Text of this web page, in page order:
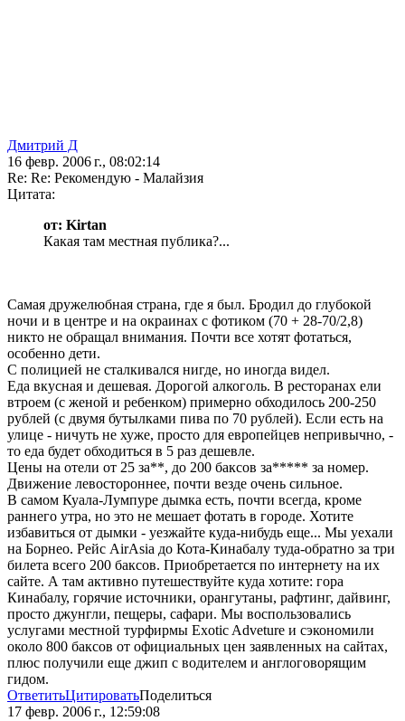
Дмитрий Д
16 февр. 2006 г., 08:02:14
Re: Re: Рекомендую - Малайзия
Цитата:
от: Kirtan
Какая там местная публика?...
Самая дружелюбная страна, где я был. Бродил до глубокой
ночи и в центре и на окраинах с фотиком (70 + 28-70/2,8)
никто не обращал внимания. Почти все хотят фотаться,
особенно дети.
С полицией не сталкивался нигде, но иногда видел.
Еда вкусная и дешевая. Дорогой алкоголь. В ресторанах ели
втроем (с женой и ребенком) примерно обходилось 200-250
рублей (с двумя бутылками пива по 70 рублей). Если есть на
улице - ничуть не хуже, просто для европейцев непривычно, -
то еда будет обходиться в 5 раз дешевле.
Цены на отели от 25 за**, до 200 баксов за***** за номер.
Движение левостороннее, почти везде очень сильное.
В самом Куала-Лумпуре дымка есть, почти всегда, кроме
раннего утра, но это не мешает фотать в городе. Хотите
избавиться от дымки - уезжайте куда-нибудь еще... Мы уехали
на Борнео. Рейс AirAsia до Кота-Кинабалу туда-обратно за три
билета всего 200 баксов. Приобретается по интернету на их
сайте. А там активно путешествуйте куда хотите: гора
Кинабалу, горячие источники, орангутаны, рафтинг, дайвинг,
просто джунгли, пещеры, сафари. Мы воспользовались
услугами местной турфирмы Exotic Adveture и сэкономили
около 800 баксов от официальных цен заявленных на сайтах,
плюс получили еще джип с водителем и англоговорящим
гидом.
ОтветитьЦитироватьПоделиться
17 февр. 2006 г., 12:59:08